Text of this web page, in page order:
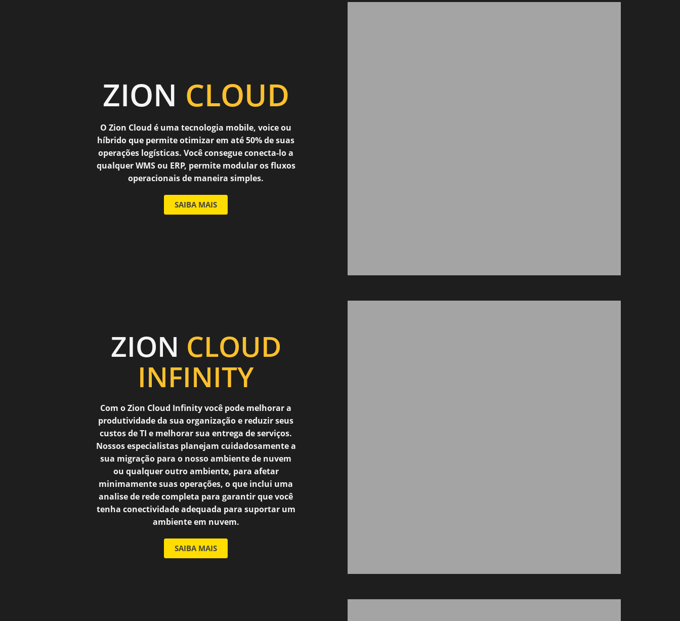
ZION CLOUD
O Zion Cloud é uma tecnologia mobile, voice ou
híbrido que permite otimizar em até 50% de suas
operações logísticas. Você consegue conecta-lo a
qualquer WMS ou ERP, permite modular os fluxos
operacionais de maneira simples.
SAIBA MAIS
ZION CLOUD
INFINITY
Com o Zion Cloud Infinity você pode melhorar a
produtividade da sua organização e reduzir seus
custos de TI e melhorar sua entrega de serviços.
Nossos especialistas planejam cuidadosamente a
sua migração para o nosso ambiente de nuvem
ou qualquer outro ambiente, para afetar
minimamente suas operações, o que inclui uma
analise de rede completa para garantir que você
tenha conectividade adequada para suportar um
ambiente em nuvem.
SAIBA MAIS